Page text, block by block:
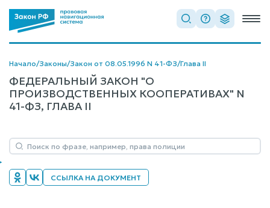
Начало/Законы/Закон от 08.05.1996 N 41-ФЗ/Глава II
ФЕДЕРАЛЬНЫЙ ЗАКОН "О
ПРОИЗВОДСТВЕННЫХ КООПЕРАТИВАХ" N
41-ФЗ, ГЛАВА II
ССЫЛКА НА ДОКУМЕНТ